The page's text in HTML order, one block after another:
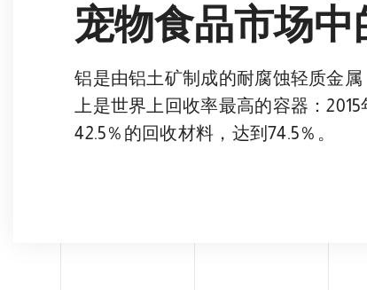
宠物食品市场
铝是由铝土矿制成的耐腐蚀轻质金
上是世界上回收率最高的容器：
42.5％的回收材料，达到74.5％。